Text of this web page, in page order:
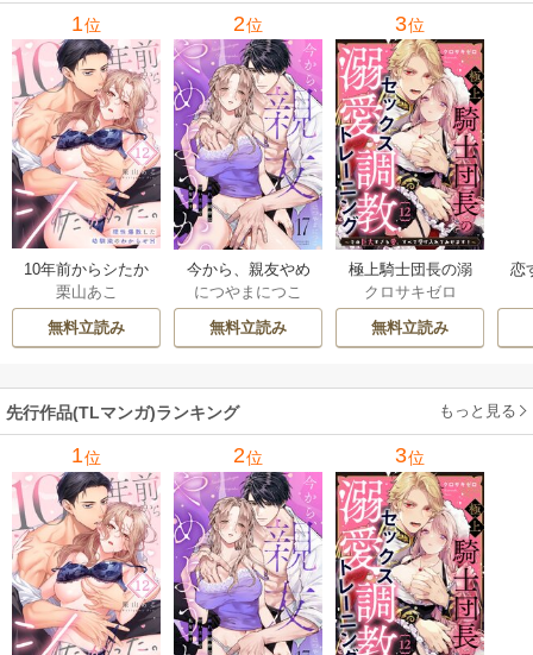
1位
10年前からシたか
った。～理性爆散
した幼馴染のわか
らせＨ
栗山あこ
無料立読み
2位
今から、親友やめ
ようか。～腐れ縁
同僚は甘い快楽で
私を壊す～
につやまにつこ
無料立読み
3位
極上騎士団長の溺
愛調教～その巨大
すぎる愛、すべて
受け入れてみせま
クロサキゼロ
無料立読み
恋
先行作品(TLマンガ)ランキング もっと見る
1位 2位 3位